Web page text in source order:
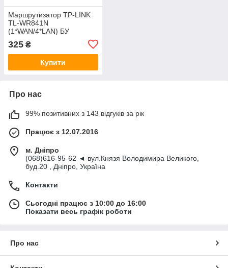
Маршрутизатор TP-LINK
TL-WR841N
(1*WAN/4*LAN) БУ
325 ₴
Купити
Про нас
99% позитивних з 143 відгуків за рік
Працює з 12.07.2016
м. Дніпро
(068)616-95-62 ◄ вул.Князя Володимира Великого,
буд.20 , Дніпро, Україна
Контакти
Сьогодні працює з 10:00 до 16:00
Показати весь графік роботи
Про нас